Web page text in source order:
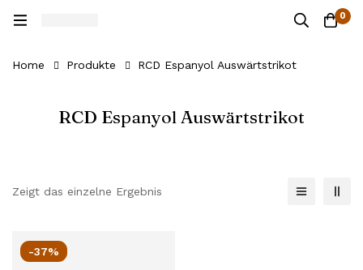
0
Home Produkte RCD Espanyol Auswärtstrikot
RCD Espanyol Auswärtstrikot
Zeigt das einzelne Ergebnis
-37%